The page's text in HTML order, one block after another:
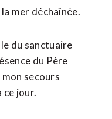
mer déchaînée.
du sanctuaire
du Père
secours
ce jour.